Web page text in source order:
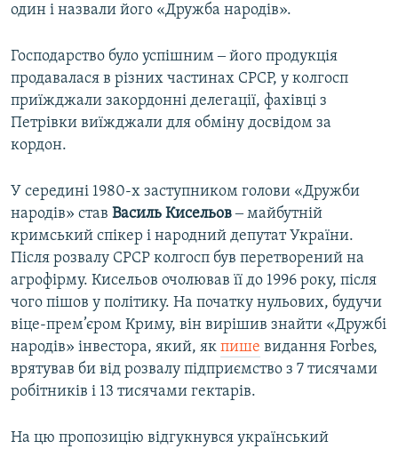
один і назвали його «Дружба народів».
Господарство було успішним ‒ його продукція
продавалася в різних частинах СРСР, у колгосп
приїжджали закордонні делегації, фахівці з
Петрівки виїжджали для обміну досвідом за
кордон.
У середині 1980-х заступником голови «Дружби
народів» став Василь Кисельов‒ майбутній
кримський спікер і народний депутат України.
Після розвалу СРСР колгосп був перетворений на
агрофірму. Кисельов очолював її до 1996 року, після
чого пішов у політику. На початку нульових, будучи
віце-прем’єром Криму, він вирішив знайти «Дружбі
народів» інвестора, який, як пише видання Forbes,
врятував би від розвалу підприємство з 7 тисячами
робітників і 13 тисячами гектарів.
На цю пропозицію відгукнувся український